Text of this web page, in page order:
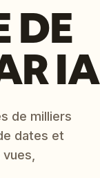
DE
IA
de milliers
dates et